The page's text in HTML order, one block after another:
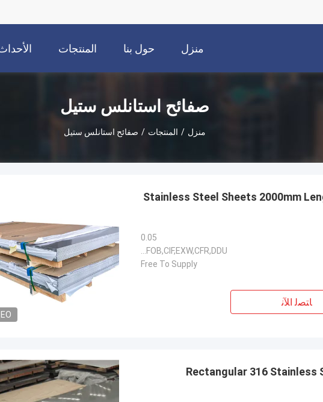
منزل حول بنا المنتجات
صفائح استانلس ستيل
منزل / المنتجات / صفائح استانلس ستيل
304 Stainless Steel Sheets 2000mm
0.05
FOB,CIF,EXW,CFR,DDU...
Free To Supply
ﺎﺘﺼﻟ ﺍﻶﻧ
Rectangular 316